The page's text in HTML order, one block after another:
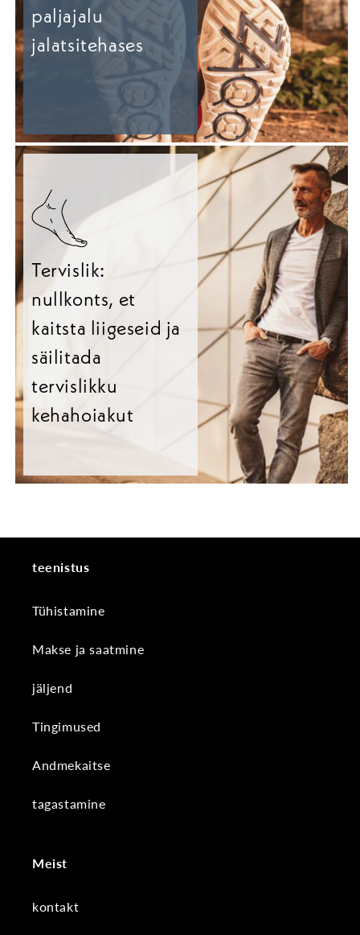
paljajalu
jalatsitehases
Tervislik:
nullkonts, et
kaitsta liigeseid ja
säilitada
tervislikku
kehahoiakut
teenistus
Tühistamine
Makse ja saatmine
jäljend
Tingimused
Andmekaitse
tagastamine
Meist
kontakt